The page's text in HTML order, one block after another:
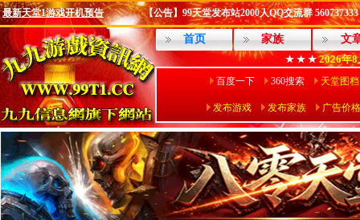
最新天堂1游戏开机预告 【公告】99天堂发布站2000人QQ交流群 560737333
首页 家族 文
★ ★ ★2026年
百度一下 360搜索 天堂图档
发布游戏 发布家族 广告价格